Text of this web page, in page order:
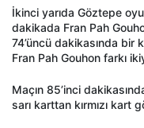
İkinci yarıda Göztepe
dakikada Fran Pah
74’üncü dakikasında bir
Fran Pah Gouhon farkı
Maçın 85’inci
sarı karttan kırmızı kart